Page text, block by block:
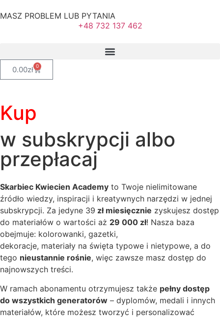
MASZ PROBLEM LUB PYTANIA
+48 732 137 462
0.00zł 0
Kup
w subskrypcji albo
przepłacaj
Skarbiec Kwiecien Academy to Twoje nielimitowane
źródło wiedzy, inspiracji i kreatywnych narzędzi w jednej
subskrypcji. Za jedyne 39 zł miesięcznie zyskujesz dostęp
do materiałów o wartości aż 29 000 zł! Nasza baza
obejmuje: kolorowanki, gazetki,
dekoracje, materiały na święta typowe i nietypowe, a do
tego nieustannie rośnie, więc zawsze masz dostęp do
najnowszych treści.
W ramach abonamentu otrzymujesz także pełny dostęp
do wszystkich generatorów – dyplomów, medali i innych
materiałów, które możesz tworzyć i personalizować